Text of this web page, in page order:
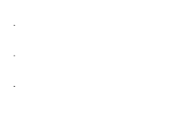
.
.
.